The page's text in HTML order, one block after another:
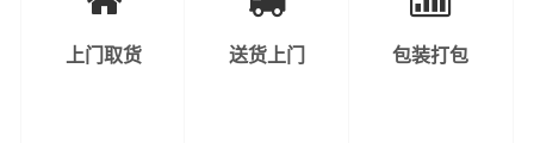
上门取货 送货上门 包装打包